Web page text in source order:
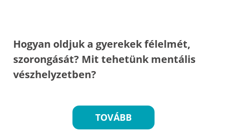
Hogyan oldjuk a gyerekek félelmét,
szorongását? Mit tehetünk mentális
vészhelyzetben?
TOVÁBB